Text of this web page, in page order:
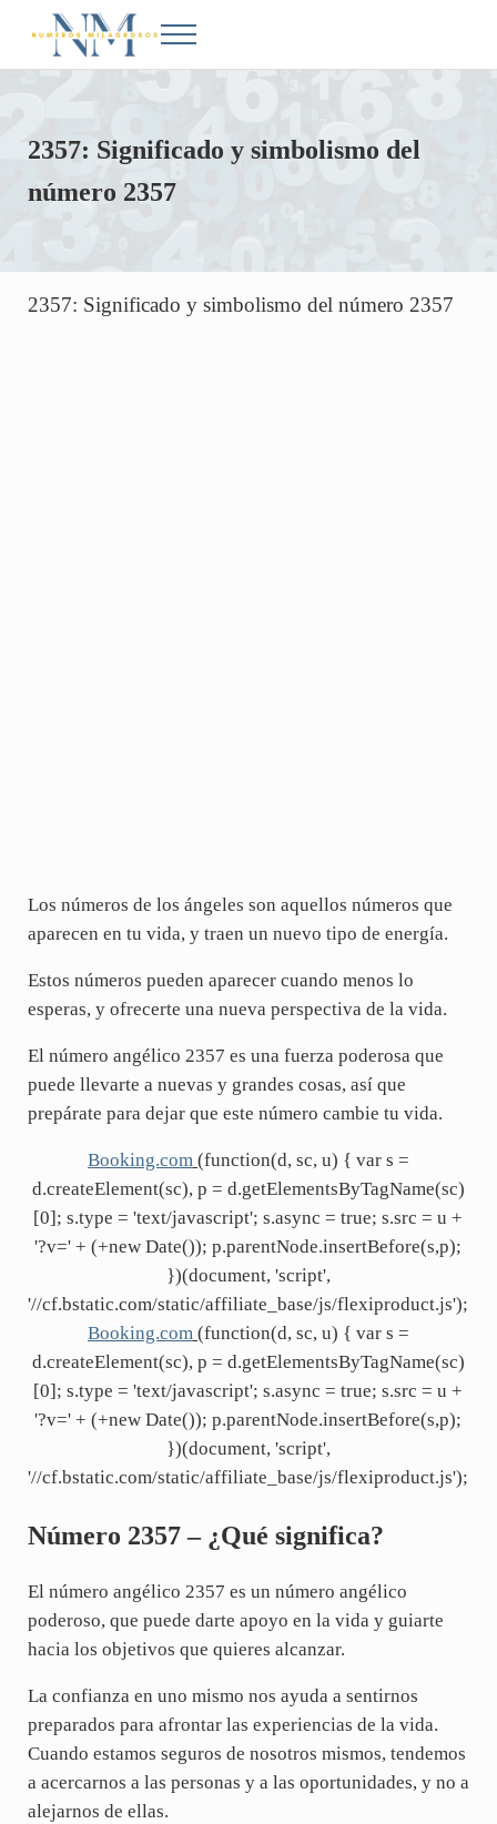
Saltar al contenido principal
Skip to after header navigation
Skip to site footer
Números Milagrosos
Conoce el significado de los números en la Biblia
Menu
2357: Significado y simbolismo del
número 2357
2357: Significado y simbolismo del número 2357
Los números de los ángeles son aquellos números que
aparecen en tu vida, y traen un nuevo tipo de energía.
Estos números pueden aparecer cuando menos lo
esperas, y ofrecerte una nueva perspectiva de la vida.
El número angélico 2357 es una fuerza poderosa que
puede llevarte a nuevas y grandes cosas, así que
prepárate para dejar que este número cambie tu vida.
Booking.com (function(d, sc, u) { var s =
d.createElement(sc), p = d.getElementsByTagName(sc)
[0]; s.type = 'text/javascript'; s.async = true; s.src = u +
'?v=' + (+new Date()); p.parentNode.insertBefore(s,p);
})(document, 'script',
'//cf.bstatic.com/static/affiliate_base/js/flexiproduct.js');
Booking.com (function(d, sc, u) { var s =
d.createElement(sc), p = d.getElementsByTagName(sc)
[0]; s.type = 'text/javascript'; s.async = true; s.src = u +
'?v=' + (+new Date()); p.parentNode.insertBefore(s,p);
})(document, 'script',
'//cf.bstatic.com/static/affiliate_base/js/flexiproduct.js');
Número 2357 – ¿Qué significa?
El número angélico 2357 es un número angélico
poderoso, que puede darte apoyo en la vida y guiarte
hacia los objetivos que quieres alcanzar.
La confianza en uno mismo nos ayuda a sentirnos
preparados para afrontar las experiencias de la vida.
Cuando estamos seguros de nosotros mismos, tendemos
a acercarnos a las personas y a las oportunidades, y no a
alejarnos de ellas.